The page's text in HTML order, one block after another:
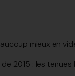
mieux en
2015 : les